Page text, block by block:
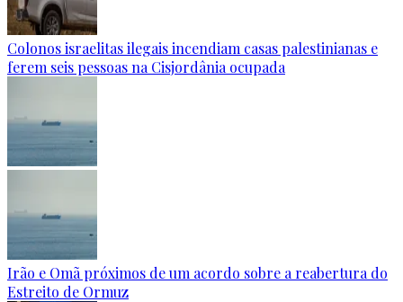
Colonos israelitas ilegais incendiam casas palestinianas e
ferem seis pessoas na Cisjordânia ocupada
Irão e Omã próximos de um acordo sobre a reabertura do
Estreito de Ormuz